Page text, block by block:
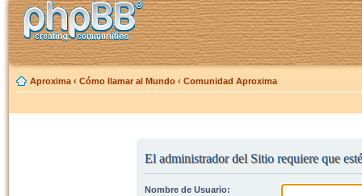
Aproxima ‹ Cómo llamar al Mundo ‹ Comunidad Aproxima
El administrador del Sitio requiere que
Nombre de Usuario: